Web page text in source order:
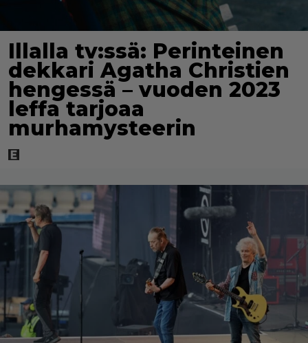
Illalla tv:ssä: Perinteinen
dekkari Agatha Christien
hengessä – vuoden 2023
leffa tarjoaa
murhamysteerin